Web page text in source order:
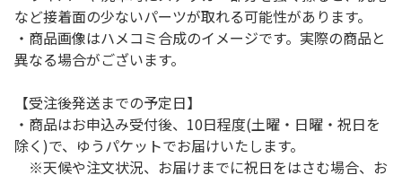
など接着面の少ないパーツが取れる可能性があります。
・商品画像はハメコミ合成のイメージです。実際の商品と
異なる場合がございます。
【受注後発送までの予定日】
・商品はお申込み受付後、10日程度(土曜・日曜・祝日を
除く)で、ゆうパケットでお届けいたします。
※天候や注文状況、お届けまでに祝日をはさむ場合、お